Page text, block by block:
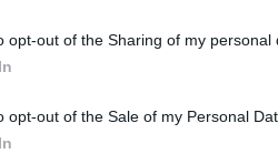
opt-out of the Sharing of my personal
opt-out of the Sale of my Personal